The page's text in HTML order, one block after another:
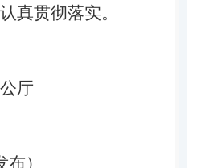
真贯彻落实。
厅
）